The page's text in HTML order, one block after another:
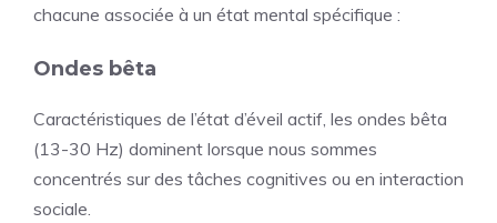
chacune associée à un état mental spécifique :
Ondes bêta
Caractéristiques de l’état d’éveil actif, les ondes bêta
(13-30 Hz) dominent lorsque nous sommes
concentrés sur des tâches cognitives ou en interaction
sociale.